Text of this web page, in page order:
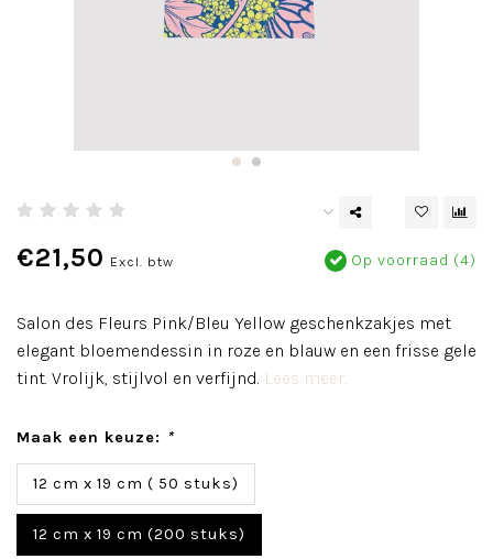
€21,50 Excl. btw Op voorraad (4)
Salon des Fleurs Pink/Bleu Yellow geschenkzakjes met
elegant bloemendessin in roze en blauw en een frisse gele
tint. Vrolijk, stijlvol en verfijnd. Lees meer..
Maak een keuze: *
12 cm x 19 cm ( 50 stuks)
12 cm x 19 cm (200 stuks)